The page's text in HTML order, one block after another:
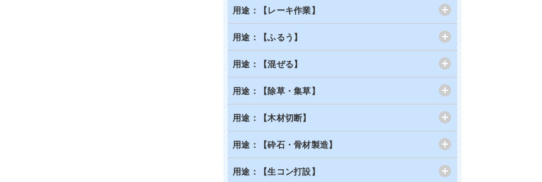
用途：【レーキ作業】
用途：【ふるう】
用途：【混ぜる】
用途：【除草・集草】
用途：【木材切断】
用途：【砕石・骨材製造】
用途：【生コン打設】